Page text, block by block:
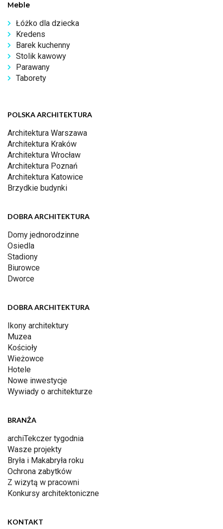
Meble
Łóżko dla dziecka
Kredens
Barek kuchenny
Stolik kawowy
Parawany
Taborety
POLSKA ARCHITEKTURA
Architektura Warszawa
Architektura Kraków
Architektura Wrocław
Architektura Poznań
Architektura Katowice
Brzydkie budynki
DOBRA ARCHITEKTURA
Domy jednorodzinne
Osiedla
Stadiony
Biurowce
Dworce
DOBRA ARCHITEKTURA
Ikony architektury
Muzea
Kościoły
Wieżowce
Hotele
Nowe inwestycje
Wywiady o architekturze
BRANŻA
archiTekczer tygodnia
Wasze projekty
Bryła i Makabryła roku
Ochrona zabytków
Z wizytą w pracowni
Konkursy architektoniczne
KONTAKT